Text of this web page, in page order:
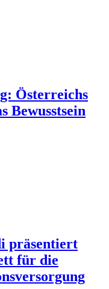
Österreichs
Bewusstsein
präsentiert
für die